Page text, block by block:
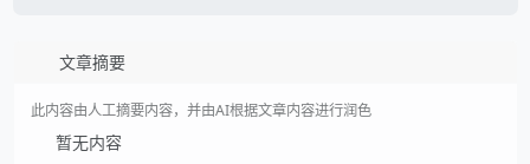
文章摘要
此内容由人工摘要内容，并由AI根据文章内容进行润色
暂无内容